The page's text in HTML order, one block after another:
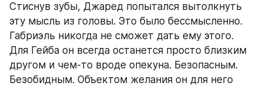
Стиснув зубы, Джаред попытался вытолкнуть
эту мысль из головы. Это было бессмысленно.
Габриэль никогда не сможет дать ему этого.
Для Гейба он всегда останется просто близким
другом и чем-то вроде опекуна. Безопасным.
Безобидным. Объектом желания он для него